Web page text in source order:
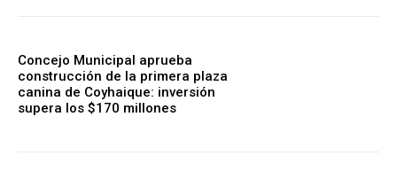
Concejo Municipal aprueba
construcción de la primera plaza
canina de Coyhaique: inversión
supera los $170 millones